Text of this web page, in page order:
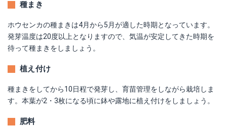
種まき
ホウセンカの種まきは4月から5月が適した時期となっています。
発芽温度は20度以上となりますので、気温が安定してきた時期を
待って種まきをしましょう。
植え付け
種まきをしてから10日程で発芽し、育苗管理をしながら栽培しま
す。本葉が2・3枚になる頃に鉢や露地に植え付けをしましょう。
肥料